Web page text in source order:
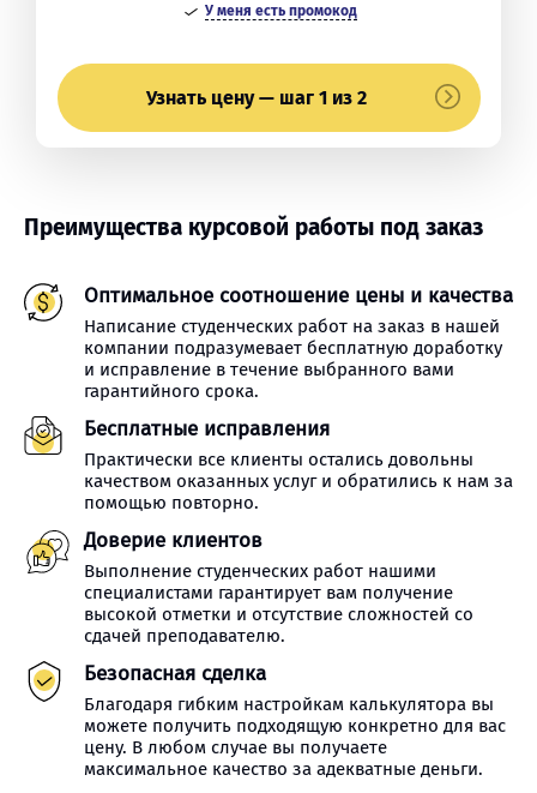
У меня есть промокод
Узнать цену — шаг 1 из 2
Преимущества курсовой работы под заказ
Оптимальное соотношение цены и качества
Написание студенческих работ на заказ в нашей
компании подразумевает бесплатную доработку
и исправление в течение выбранного вами
гарантийного срока.
Бесплатные исправления
Практически все клиенты остались довольны
качеством оказанных услуг и обратились к нам за
помощью повторно.
Доверие клиентов
Выполнение студенческих работ нашими
специалистами гарантирует вам получение
высокой отметки и отсутствие сложностей со
сдачей преподавателю.
Безопасная сделка
Благодаря гибким настройкам калькулятора вы
можете получить подходящую конкретно для вас
цену. В любом случае вы получаете
максимальное качество за адекватные деньги.